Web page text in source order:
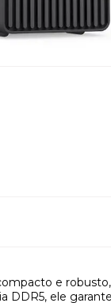
e
DDR5, ele